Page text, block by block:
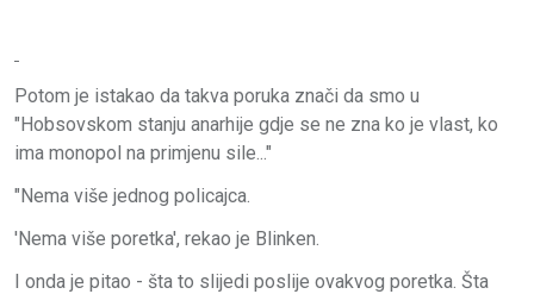
Potom je istakao da takva poruka znači da smo u
"Hobsovskom stanju anarhije gdje se ne zna ko je vlast, ko
ima monopol na primjenu sile..."
"Nema više jednog policajca.
'Nema više poretka', rekao je Blinken.
I onda je pitao - šta to slijedi poslije ovakvog poretka. Šta